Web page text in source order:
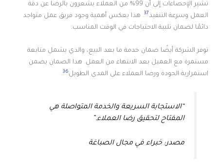
تشير الإحصاءات إلى أن 99% من العملاء يشعرون بالرضا عن دقة
العمل وسرعة التنفيذ37. هذا يعكس أهمية وجود فريق عمل متواجد
دائمًا لضمان تلبية الاحتياجات في الوقت المناسب.
توفر الشركة أيضًا ضمان خدمة ما بعد البيع، والذي يشمل متابعة
مستمرة مع العميل بعد الانتهاء من العمل. هذا الضمان يضمن
استمرارية الجودة ورضا العملاء على المدى الطويل36
.
“الاستجابة السريعة والخدمة المتواصلة هي
المفتاح لتحقيق رضا العملاء.”
مصدر: خبراء في مجال الصباغة